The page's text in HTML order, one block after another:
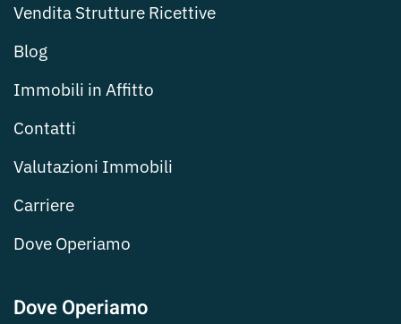
Vendita Strutture Ricettive
Blog
Immobili in Affitto
Contatti
Valutazioni Immobili
Carriere
Dove Operiamo
Dove Operiamo